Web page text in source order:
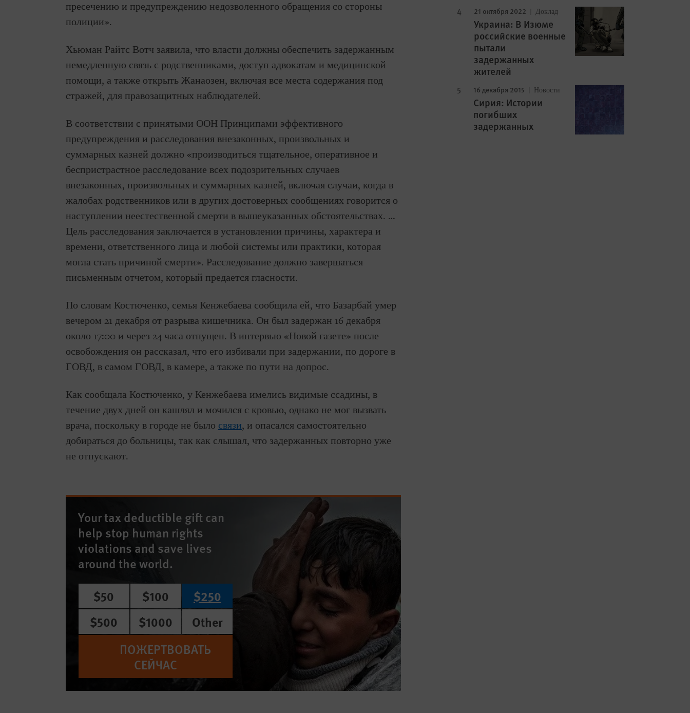
пресечению и предупреждению недозволенного обращения со стороны
полиции».
Хьюман Райтс Вотч заявила, что власти должны обеспечить задержанным
немедленную связь с родственниками, доступ адвокатам и медицинской
помощи, а также открыть Жанаозен, включая все места содержания под
стражей, для правозащитных наблюдателей.
В соответствии с принятыми ООН Принципами эффективного
предупреждения и расследования внезаконных, произвольных и
суммарных казней должно «производиться тщательное, оперативное и
беспристрастное расследование всех подозрительных случаев
внезаконных, произвольных и суммарных казней, включая случаи, когда в
жалобах родственников или в других достоверных сообщениях говорится о
наступлении неестественной смерти в вышеуказанных обстоятельствах. …
Цель расследования заключается в установлении причины, характера и
времени, ответственного лица и любой системы или практики, которая
могла стать причиной смерти». Расследование должно завершаться
письменным отчетом, который предается гласности.
По словам Костюченко, семья Кенжебаева сообщила ей, что Базарбай умер
вечером 21 декабря от разрыва кишечника. Он был задержан 16 декабря
около 17:00 и через 24 часа отпущен. В интервью «Новой газете» после
освобождения он рассказал, что его избивали при задержании, по дороге в
ГОВД, в самом ГОВД, в камере, а также по пути на допрос.
Как сообщала Костюченко, у Кенжебаева имелись видимые ссадины, в
течение двух дней он кашлял и мочился с кровью, однако не мог вызвать
врача, поскольку в городе не было связи, и опасался самостоятельно
добираться до больницы, так как слышал, что задержанных повторно уже
не отпускают.
Your tax deductible gift can
help stop human rights
violations and save lives
around the world.
$50
$100
$250
$500
$1000
Other
ПОЖЕРТВОВАТЬ
СЕЙЧАС
21 октября 2022 Доклад
Украина: В Изюме
российские военные
пытали
задержанных
жителей
16 декабря 2015 Новости
Сирия: Истории
погибших
задержанных